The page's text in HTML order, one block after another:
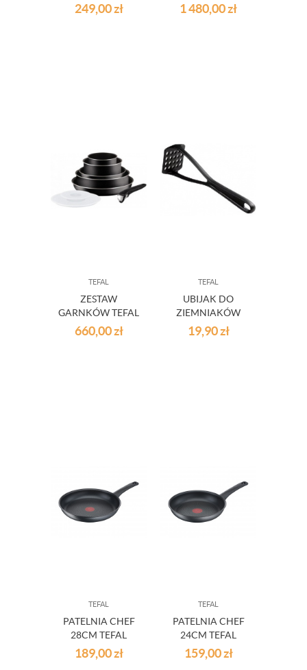
DUETTO
INDUKCJA
249,00zł 1 480,00zł
TEFAL
ZESTAW
GARNKÓW TEFAL
INGENIO
ESSENTIAL 8
660,00zł
TEFAL
UBIJAK DO
ZIEMNIAKÓW
TEFAL
19,90zł
TEFAL
PATELNIA CHEF
28CM TEFAL
189,00zł
TEFAL
PATELNIA CHEF
24CM TEFAL
159,00zł